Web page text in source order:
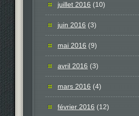
juillet 2016 (10)
juin 2016 (3)
mai 2016 (9)
avril 2016 (3)
mars 2016 (4)
février 2016 (12)